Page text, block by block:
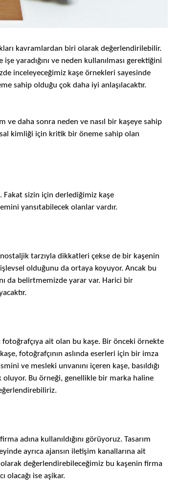
kavramlardan biri olarak değerlendirilebilir.
yaradığını ve neden kullanılması gerektiğini
inceleyeceğimiz kaşe örnekleri sayesinde
sahip olduğu çok daha iyi anlaşılacaktır.
ve daha sonra neden ve nasıl bir kaşeyesahip
kimliği için kritik bir öneme sahip olan
Fakat sizin için derlediğimiz kaşe
yansıtabilecek olanlar vardır.
tarzıyla dikkatleri çekse de bir kaşenin
olduğunu da ortaya koyuyor. Ancak bu
da belirtmemizde yarar var. Harici bir
ait olan bu kaşe. Bir önceki örnekte
kaşe, fotoğrafçının aslında eserleri için bir imza
ve mesleki unvanını içeren kaşe, basıldığı
oluyor. Bu örneği, genellikle bir marka haline
adına kullanıldığını görüyoruz. Tasarım
ayrıca ajansın iletişim kanallarına ait
değerlendirebileceğimiz bu kaşenin firma
olacağı ise aşikar.